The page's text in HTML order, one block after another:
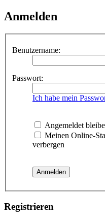
Anmelden
Benutzername:
Passwort:
Ich habe mein
Angemeldet
Meinen Online-
verbergen
Registrieren